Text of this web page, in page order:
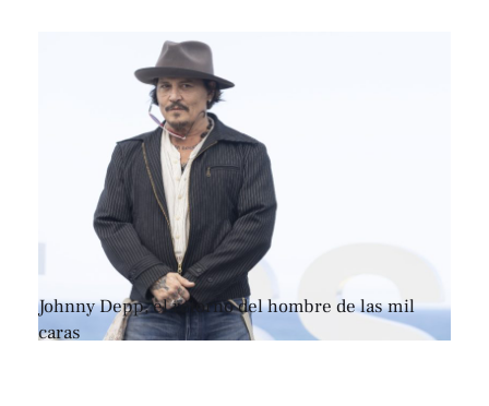
Johnny Depp, el retorno del hombre de las mil
caras